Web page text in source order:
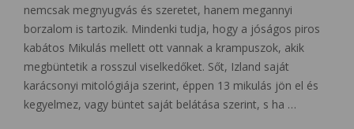
nemcsak megnyugvás és szeretet, hanem megannyi
borzalom is tartozik. Mindenki tudja, hogy a jóságos piros
kabátos Mikulás mellett ott vannak a krampuszok, akik
megbüntetik a rosszul viselkedőket. Sőt, Izland saját
karácsonyi mitológiája szerint, éppen 13 mikulás jön el és
kegyelmez, vagy büntet saját belátása szerint, s ha …